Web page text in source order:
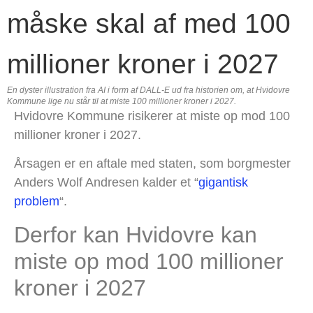
En dyster illustration fra AI i form af DALL-E ud fra historien om, at Hvidovre
Kommune lige nu står til at miste 100 millioner kroner i 2027.
Hvidovre Kommune risikerer at miste op mod 100
millioner kroner i 2027.
Årsagen er en aftale med staten, som borgmester
Anders Wolf Andresen kalder et “gigantisk
problem“.
Derfor kan Hvidovre kan
miste op mod 100 millioner
kroner i 2027